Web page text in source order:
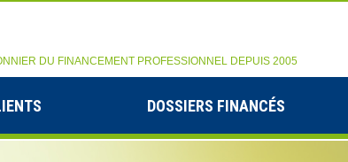
DU FINANCEMENT PROFESSIONNEL DEPUIS 2005
DOSSIERS FINANCÉS